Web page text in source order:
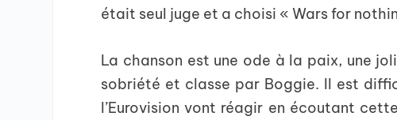
était seul juge et a choisi « Wars for
La chanson est une ode à la paix, une
sobriété et classe par Boggie. Il est
l’Eurovision vont réagir en écoutant